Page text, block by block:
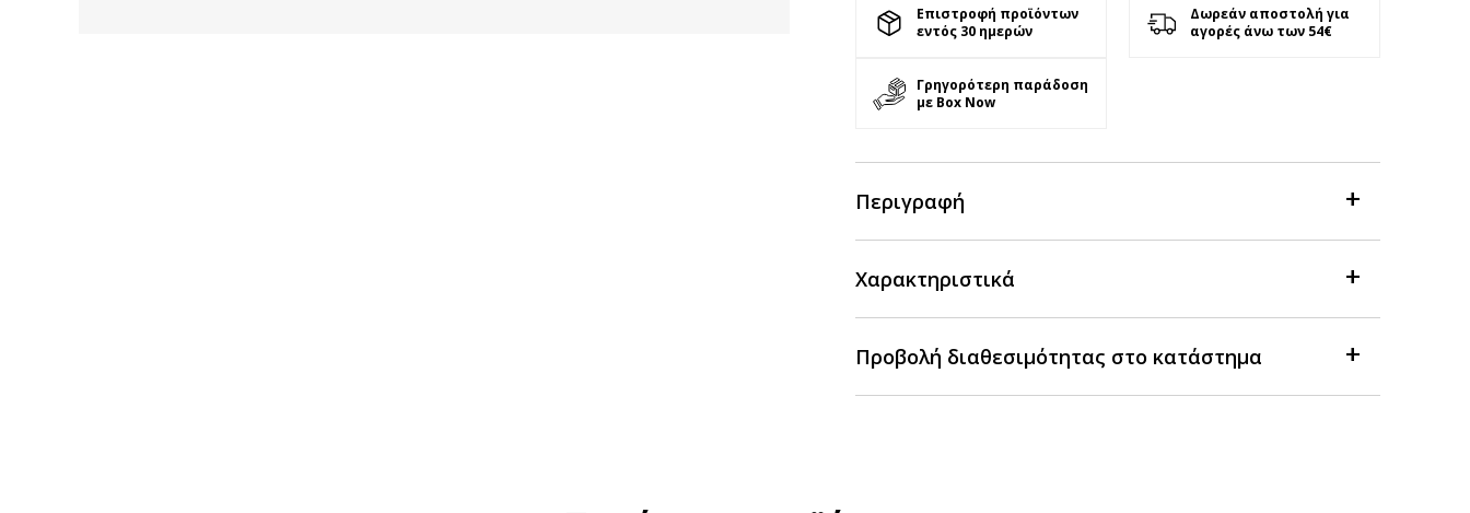
Επιστροφή προϊόντων
εντός 30 ημερών
Δωρεάν αποστολή για
αγορές άνω των 54€
Γρηγορότερη παράδοση
με Box Now
Περιγραφή
Χαρακτηριστικά
Προβολή διαθεσιμότητας στο κατάστημα